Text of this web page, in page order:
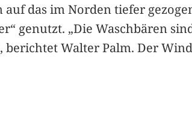
das im Norden tiefer
genutzt. „Die Waschbären
Walter Palm. Der